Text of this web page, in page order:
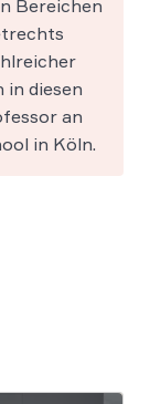
Bereichen
diesen
an
in Köln.